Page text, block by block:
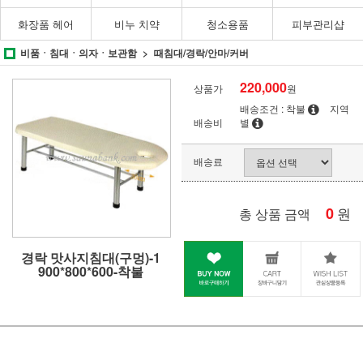
화장품 헤어 비누 치약 청소용품 피부관리샵
비품ㆍ침대ㆍ의자ㆍ보관함 때침대/경락/안마/커버
경락 맛사지침대(구멍)-1
900*800*600-착불
상품가 220,000원
배송비
배송조건 : 착불
지역
별
배송료
총 상품 금액 0 원